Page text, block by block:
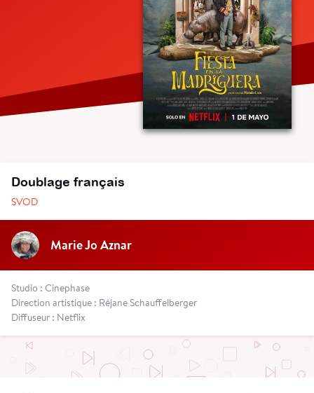
Doublage français
SVOD
Marie Jo Aznar
Studio : Cinephase
Direction artistique : Réjane Schauffelberger
Diffuseur : Netflix